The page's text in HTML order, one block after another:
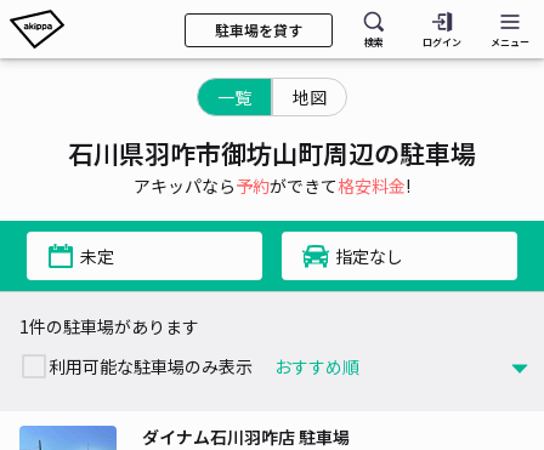
駐車場を貸す
検索 ログイン メニュー
一覧 地図
石川県羽咋市御坊山町周辺の駐車場
アキッパなら予約ができて格安料金!
未定 指定なし
1件の駐車場があります
利用可能な駐車場のみ表示
ダイナム石川羽咋店 駐車場